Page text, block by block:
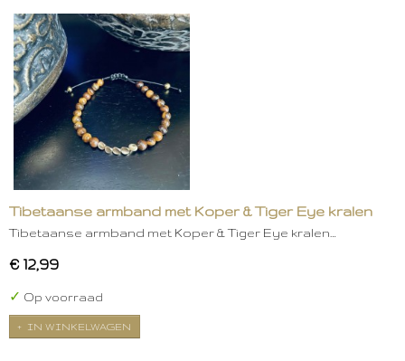
Tibetaanse armband met Koper & Tiger Eye kralen
Tibetaanse armband met Koper & Tiger Eye kralen…
€ 12,99
✓ Op voorraad
IN WINKELWAGEN